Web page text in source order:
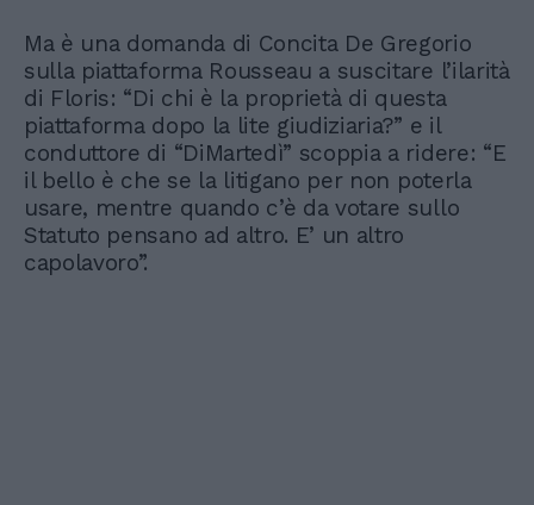
Ma è una domanda di Concita De Gregorio
sulla piattaforma Rousseau a suscitare l’ilarità
di Floris: “Di chi è la proprietà di questa
piattaforma dopo la lite giudiziaria?” e il
conduttore di “DiMartedì” scoppia a ridere: “E
il bello è che se la litigano per non poterla
usare, mentre quando c’è da votare sullo
Statuto pensano ad altro. E’ un altro
capolavoro”.